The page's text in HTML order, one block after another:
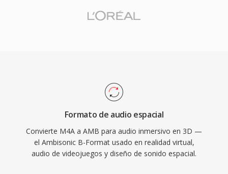
Formato de audio espacial
Convierte M4A a AMB para audio inmersivo en 3D —
el Ambisonic B-Format usado en realidad virtual,
audio de videojuegos y diseño de sonido espacial.